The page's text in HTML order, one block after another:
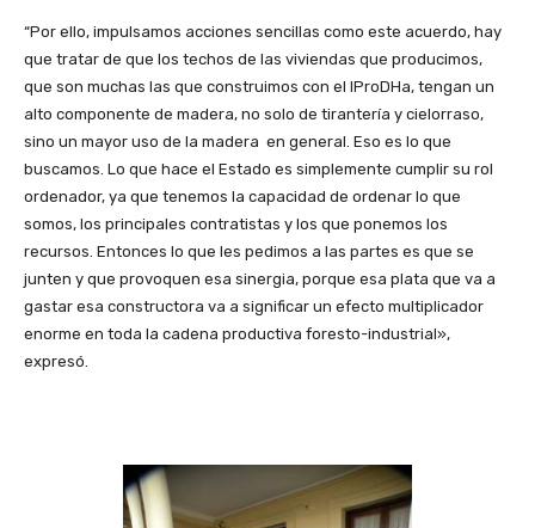
“Por ello, impulsamos acciones sencillas como este acuerdo, hay
que tratar de que los techos de las viviendas que producimos,
que son muchas las que construimos con el IProDHa, tengan un
alto componente de madera, no solo de tirantería y cielorraso,
sino un mayor uso de la madera en general. Eso es lo que
buscamos. Lo que hace el Estado es simplemente cumplir su rol
ordenador, ya que tenemos la capacidad de ordenar lo que
somos, los principales contratistas y los que ponemos los
recursos. Entonces lo que les pedimos a las partes es que se
junten y que provoquen esa sinergia, porque esa plata que va a
gastar esa constructora va a significar un efecto multiplicador
enorme en toda la cadena productiva foresto-industrial»,
expresó.